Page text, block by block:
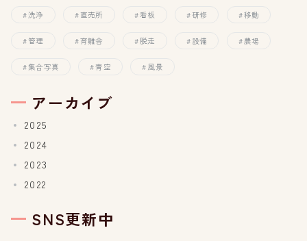
洗浄 直売所 看板 研修 移動
管理 育雛舎 脱走 設備 農場
集合写真 青空 風景
アーカイブ
2025
2024
2023
2022
SNS更新中